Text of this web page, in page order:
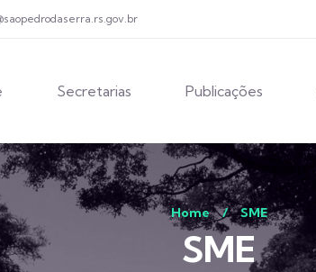
Secretarias Publicações
Home / SME
SME